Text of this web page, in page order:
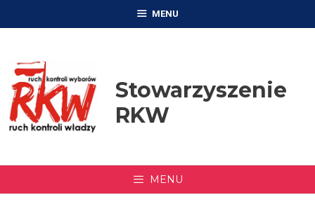
MENU
Stowarzyszenie
RKW
MENU